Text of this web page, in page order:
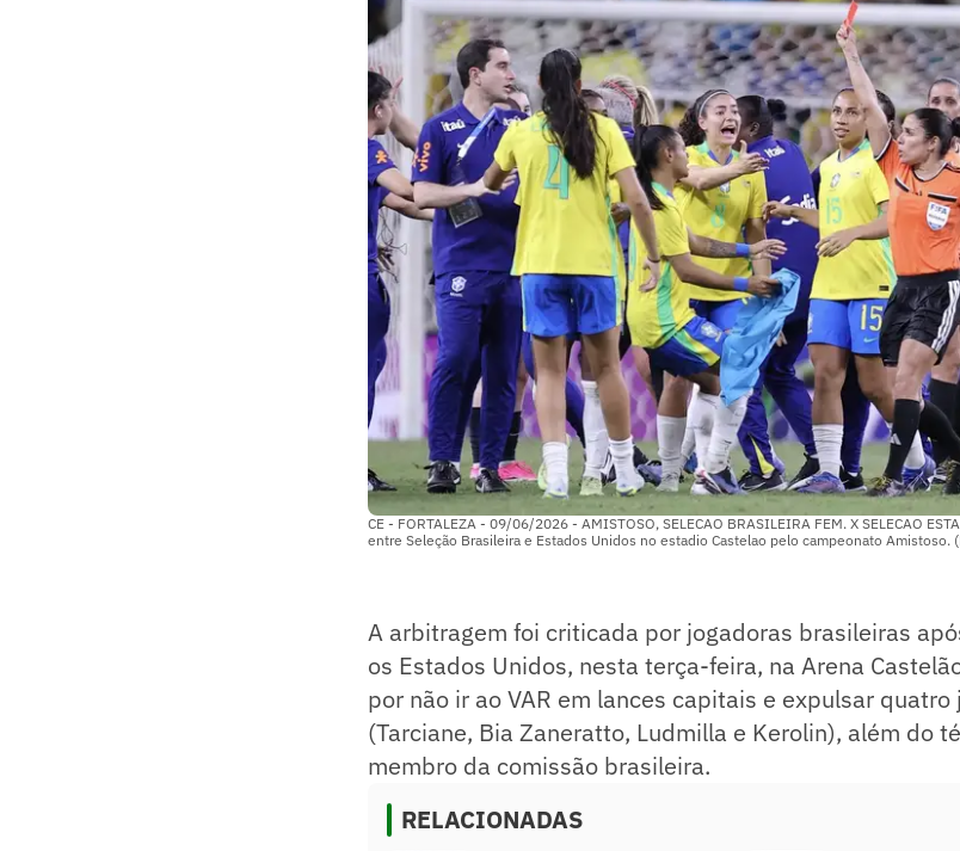
CE - FORTALEZA - 09/06/2026 - AMISTOSO, SELECAO BRASILEIRA FEM. X SELECAO
entre Seleção Brasileira e Estados Unidos no estadio Castelao pelo campeonato
A arbitragem foi criticada por jogadoras brasileiras
os Estados Unidos, nesta terça-feira, na Arena
por não ir ao VAR em lances capitais e expulsar
(Tarciane, Bia Zaneratto, Ludmilla e Kerolin), além do
membro da comissão brasileira.
RELACIONADAS